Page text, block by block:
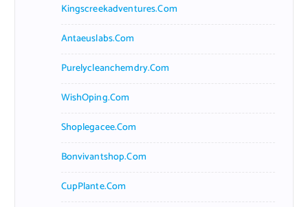
Kingscreekadventures.com
Antaeuslabs.com
Purelycleanchemdry.com
WishOping.com
Shoplegacee.com
Bonvivantshop.com
CupPlante.com